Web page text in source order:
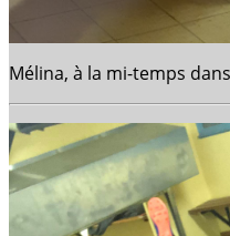
Mélina, à la mi-temps